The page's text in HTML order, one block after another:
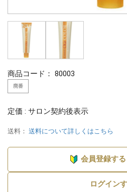
商品コード： 80003
廃番
定価 : サロン契約後表示
送料： 送料について詳しくはこちら
会員登録する
ログイン